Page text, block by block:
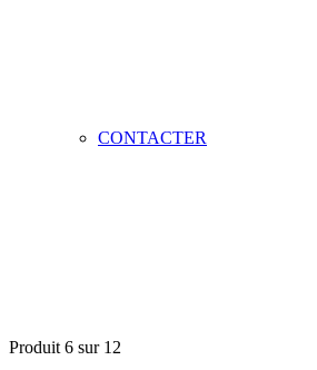
CONTACTER
Produit 6 sur 12